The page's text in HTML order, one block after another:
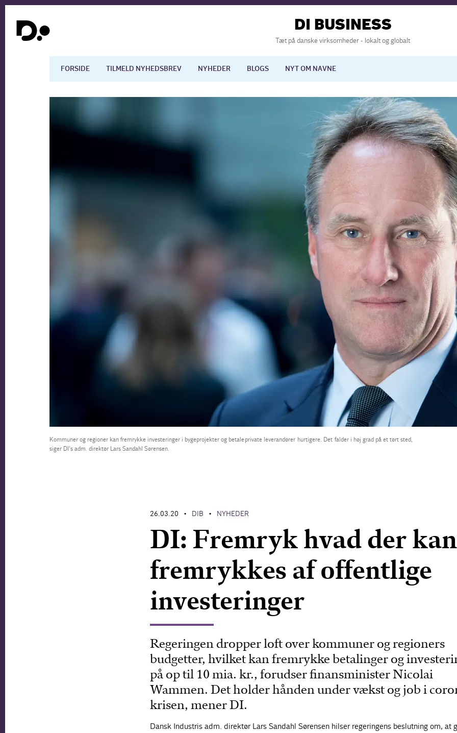
DI BUSINESS
Tæt på danske virksomheder - lokalt og globalt
FORSIDE TILMELD NYHEDSBREV NYHEDER BLOGS NYT OM NAVNE
Dansk økonomi International økonomi
Europapolitik
Kommuner og regioner kan fremrykke investeringer i bygeprojekter og betale private leverandører hurtigere. Det falder i høj grad på et tørt sted,
siger DI's adm. direktør Lars Sandahl Sørensen.
26.03.20 • DIB • NYHEDER
DI: Fremryk hvad der kan
fremrykkes af offentlige
investeringer
Regeringen dropper loft over kommuner og regioners
budgetter, hvilket kan fremrykke betalinger og
på op til 10 mia. kr., forudser finansminister Nicolai
Wammen. Det holder hånden under vækst og job i
krisen, mener DI.
Dansk Industris adm. direktør Lars Sandahl Sørensen hilser regeringens beslutning om, at